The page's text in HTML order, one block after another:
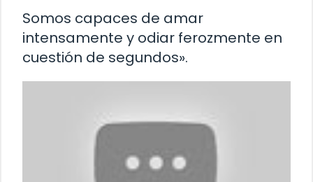
Somos capaces de amar
intensamente y odiar ferozmente en
cuestión de segundos».